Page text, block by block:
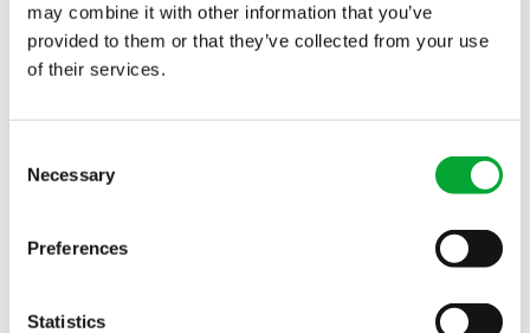
may combine it with other information that you’ve
provided to them or that they’ve collected from your use
of their services.
Selection
Necessary
Preferences
Statistics
Otras herramientas de planificación